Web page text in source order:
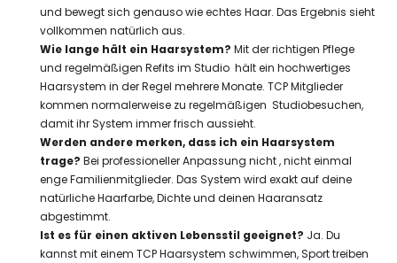
und bewegt sich genauso wie echtes Haar. Das Ergebnis sieht
vollkommen natürlich aus.
Wie lange hält ein Haarsystem? Mit der richtigen Pflege
und regelmäßigen Refits im Studio hält ein hochwertiges
Haarsystem in der Regel mehrere Monate. TCP Mitglieder
kommen normalerweise zu regelmäßigen Studiobesuchen,
damit ihr System immer frisch aussieht.
Werden andere merken, dass ich ein Haarsystem
trage? Bei professioneller Anpassung nicht , nicht einmal
enge Familienmitglieder. Das System wird exakt auf deine
natürliche Haarfarbe, Dichte und deinen Haaransatz
abgestimmt.
Ist es für einen aktiven Lebensstil geeignet? Ja. Du
kannst mit einem TCP Haarsystem schwimmen, Sport treiben